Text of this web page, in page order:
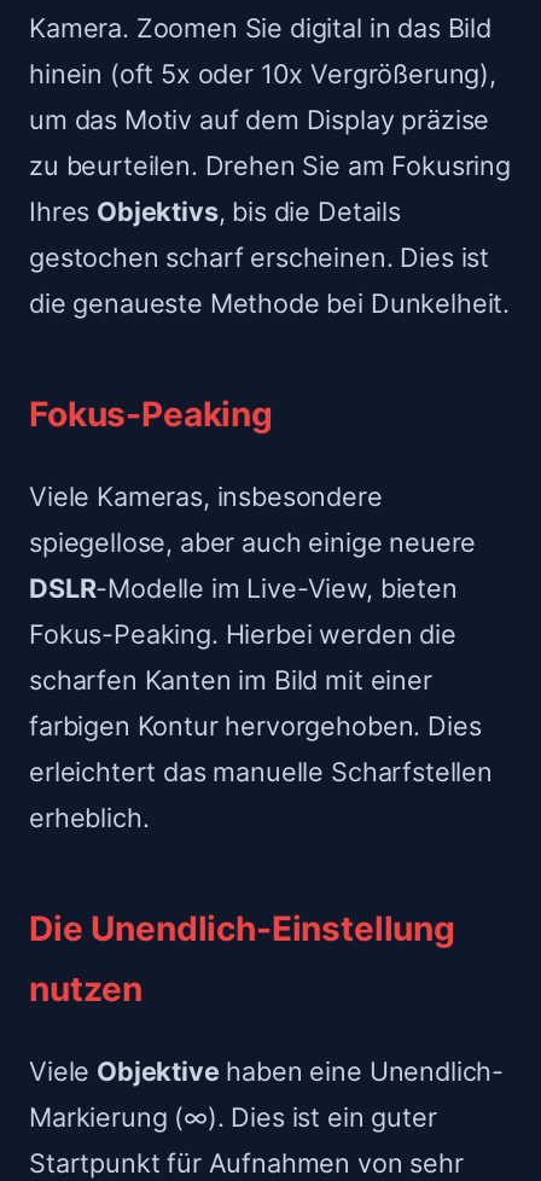
Kamera. Zoomen Sie digital in das Bild
hinein (oft 5x oder 10x Vergrößerung),
um das Motiv auf dem Display präzise
zu beurteilen. Drehen Sie am Fokusring
Ihres Objektivs, bis die Details
gestochen scharf erscheinen. Dies ist
die genaueste Methode bei Dunkelheit.
Fokus-Peaking
Viele Kameras, insbesondere
spiegellose, aber auch einige neuere
DSLR-Modelle im Live-View, bieten
Fokus-Peaking. Hierbei werden die
scharfen Kanten im Bild mit einer
farbigen Kontur hervorgehoben. Dies
erleichtert das manuelle Scharfstellen
erheblich.
Die Unendlich-Einstellung
nutzen
Viele Objektive haben eine Unendlich-
Markierung (∞). Dies ist ein guter
Startpunkt für Aufnahmen von sehr